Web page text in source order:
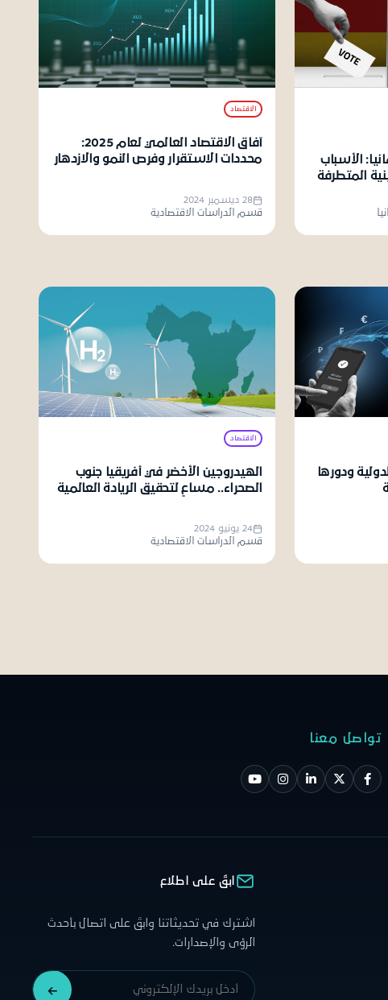
الأسباب
المتطرفة
الاقتصاد
آفاق الاقتصاد العالمي لعام 2025:
محددات الاستقرار وفرص النمو والازدهار
28 ديسمبر 2024
قسم الدراسات الاقتصادية
ودورها
الاقتصاد
الهيدروجين الأخضر في أفريقيا جنوب
الصحراء.. مساعٍ لتحقيق الريادة العالمية
24 يونيو 2024
قسم الدراسات الاقتصادية
تواصل معنا
ابقَ على اطلاع
اشترك في تحديثاتنا وابقَ على اتصال بأحدث
الرؤى والإصدارات.